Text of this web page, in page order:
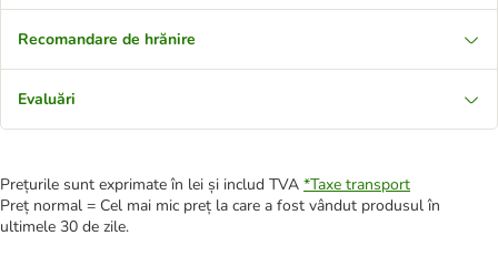
Recomandare de hrănire
Evaluări
Prețurile sunt exprimate în lei și includ TVA *Taxe transport
Preț normal = Cel mai mic preț la care a fost vândut produsul în
ultimele 30 de zile.